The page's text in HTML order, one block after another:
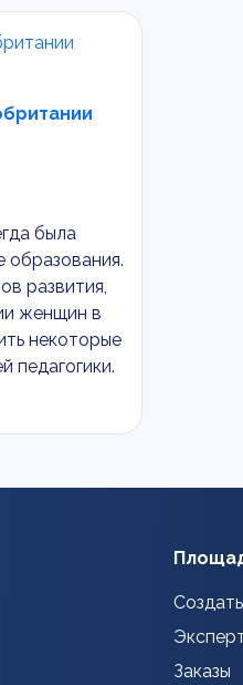
была
развития,
женщин в
некоторые
педагогики.
Заказы